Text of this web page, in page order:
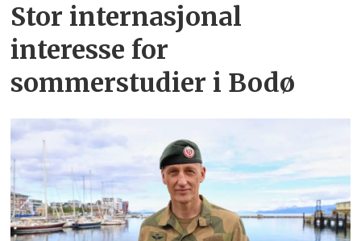
Stor internasjonal
interesse for
sommerstudier i Bodø